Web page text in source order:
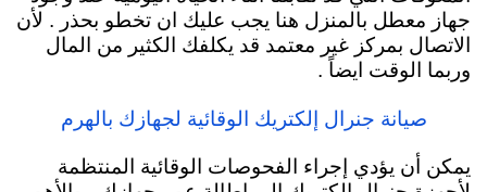
جهاز معطل بالمنزل هنا يجب عليك ان تخطو بحذر . لأن
الاتصال بمركز غير معتمد قد يكلفك الكثير من المال
وربما الوقت ايضاً .
صيانة جنرال إلكتريك الوقائية لجهازك بالهرم
يمكن أن يؤدي إجراء الفحوصات الوقائية المنتظمة